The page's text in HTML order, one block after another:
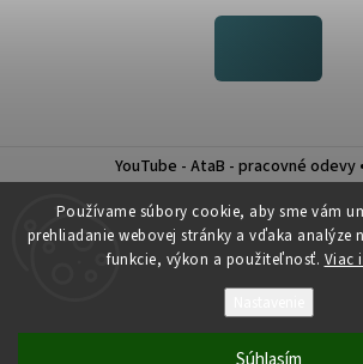
Používame súbory cookie, aby sme vám
prehliadanie webovej stránky a vďaka analýze
funkcie, výkon a použiteľnosť. Viac
YouTube - AtaB - pracovné odevy
Nákup na splátky QUATRO
Atab. Všetky práva